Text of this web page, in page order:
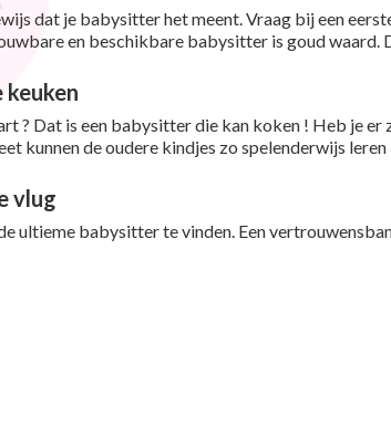
dat je babysitter het meent. Vraag bij een
en beschikbare babysitter is goud waard.
keuken
? Dat is een babysitter die kan koken ! Heb je
kunnen de oudere kindjes zo spelenderwijs
vlug
ultieme babysitter te vinden. Een